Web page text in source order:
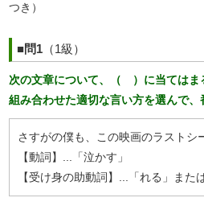
つき）
■問1（1級）
次の文章について、（ ）に当てはま
組み合わせた適切な言い方を選んで、
さすがの僕も、この映画のラスト
【動詞】...「泣かす」
【受け身の助動詞】...「れる」また